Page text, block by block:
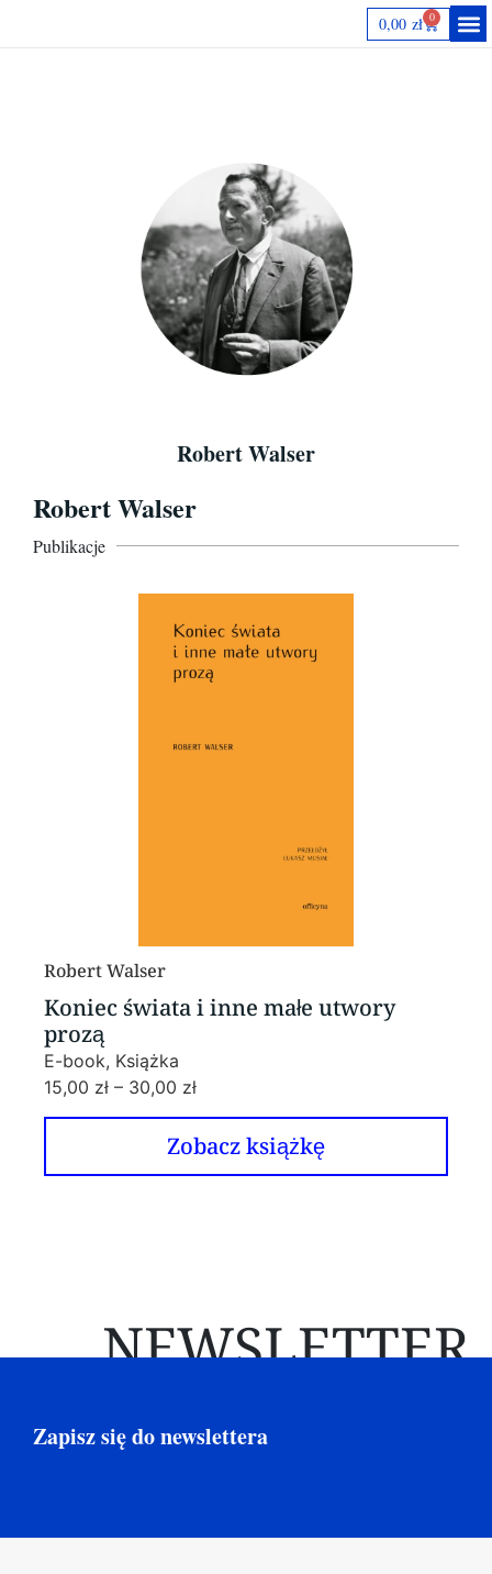
0,00 zł 0
Robert Walser
Robert Walser
Publikacje
Robert Walser
Koniec świata i inne małe utwory
prozą
E-book, Książka
15,00 zł – 30,00 zł
Zobacz książkę
NEWSLETTER
Zapisz się do newslettera